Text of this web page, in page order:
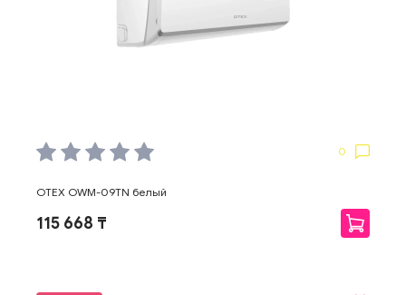
0
OTEX OWM-09TN белый
115 668 ₸